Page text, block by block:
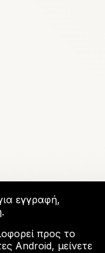
εγγραφή,
προς το
Android, μείνετε